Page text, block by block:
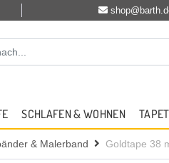
SCHLAFEN & WOHNEN
& Malerband Goldtape 38